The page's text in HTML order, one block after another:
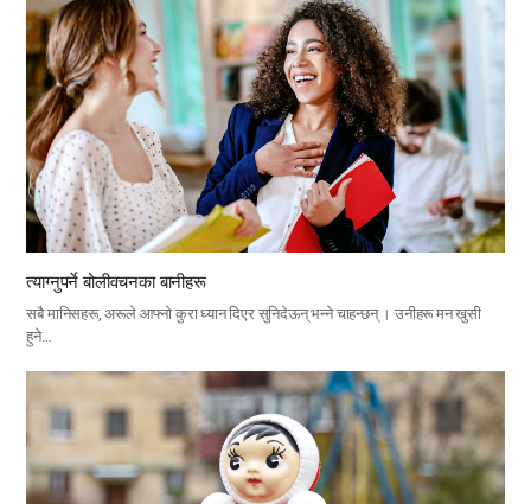
त्याग्नुपर्ने बोलीवचनका बानीहरू
सबै मानिसहरू, अरूले आफ्नो कुरा ध्यान दिएर सुनिदेऊन् भन्ने चाहन्छन् । उनीहरू मन खुसी
हुने…